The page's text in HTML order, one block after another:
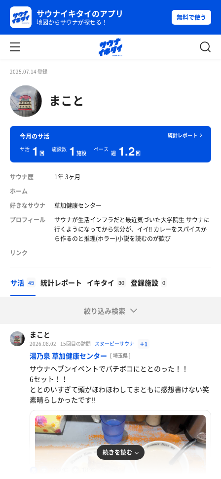
サウナイキタイのアプリ
地図からサウナが探せる！
無料で使う
2025.07.14 登録
まこと
統計レポート
今月のサ活
サ活 1 回
施設数 1 施設
ペース
週 1.2回
サウナ歴
1年 3ヶ月
ホーム
好きなサウナ
草加健康センター
プロフィール
サウナが生活インフラだと最近気づいた大学院生 サウナに
行くようになってから気分が、イイ‼️ カレーをスパイスか
ら作るのと推理(ホラー)小説を読むのが歓び
リンク
サ活 45 統計レポート イキタイ 30 登録施設 0
絞り込み検索
まこと
2026.08.02 15回目の訪問 スヌーピーサウナ ＋1
湯乃泉 草加健康センター [ 埼玉県 ]
サウナヘブンイベントでバチボコにととのった！！
6セット！！
ととのいすぎて頭がほわほわしてまともに感想書けない笑
素晴らしかったです‼️
続きを読む